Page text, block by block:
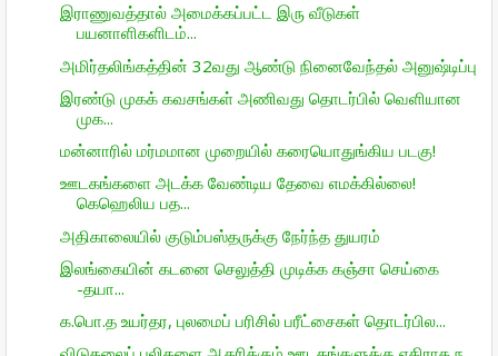
இராணுவத்தால் அமைக்கப்பட்ட இரு வீடுகள்
பயனாளிகளிடம்...
அமிர்தலிங்கத்தின் 32வது ஆண்டு நினைவேந்தல் அனுஷ்டிப்பு
இரண்டு முகக் கவசங்கள் அணிவது தொடர்பில் வெளியான
முக...
மன்னாரில் மர்மமான முறையில் கரையொதுங்கிய படகு!
ஊடகங்களை அடக்க வேண்டிய தேவை எமக்கில்லை!
கெஹெலிய பத...
அதிகாலையில் குடும்பஸ்தருக்கு நேர்ந்த துயரம்
இலங்கையின் கடனை செலுத்தி முடிக்க கஞ்சா செய்கை
-தயா...
க.பொ.த உயர்தர, புலமைப் பரிசில் பரீட்சைகள் தொடர்பில...